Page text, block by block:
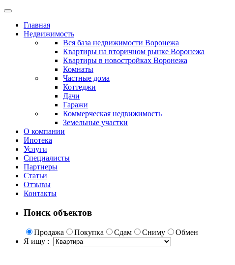
Главная
Недвижимость
Вся база недвижимости Воронежа
Квартиры на вторичном рынке Воронежа
Квартиры в новостройках Воронежа
Комнаты
Частные дома
Коттеджи
Дачи
Гаражи
Коммерческая недвижимость
Земельные участки
О компании
Ипотека
Услуги
Специалисты
Партнеры
Статьи
Отзывы
Контакты
Поиск объектов
Продажа Покупка Сдам Сниму
Обмен
Я ищу :